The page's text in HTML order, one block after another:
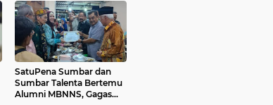
SatuPena Sumbar dan
Sumbar Talenta Bertemu
Alumni MBNNS, Gagas